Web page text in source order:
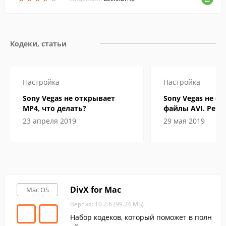
Кодеки, статьи
Настройка
Sony Vegas не открывает
MP4, что делать?
23 апреля 2019
Настройка
Sony Vegas не
файлы AVI.
проблемы
29 мая 2019
Mac OS DivX for Mac
Версия: 10.2.6 (99.24 МБ)
Набор кодеков, который поможет в полн